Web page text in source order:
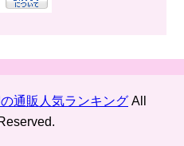
通販人気ランキング All